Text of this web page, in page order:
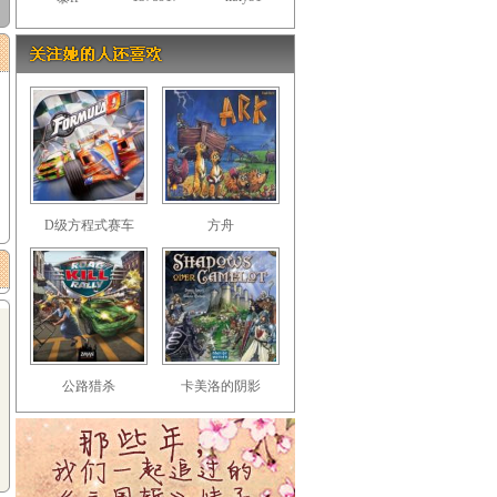
D级方程式赛车 方舟
公路猎杀 卡美洛的阴影